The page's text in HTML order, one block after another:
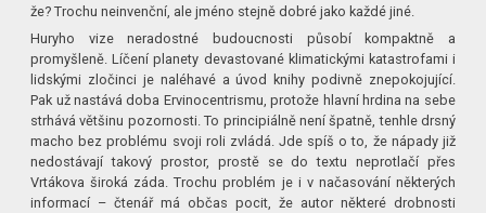
že? Trochu neinvenční, ale jméno stejně dobré jako každé jiné.
Huryho vize neradostné budoucnosti působí kompaktně a
promyšleně. Líčení planety devastované klimatickými katastrofami i
lidskými zločinci je naléhavé a úvod knihy podivně znepokojující.
Pak už nastává doba Ervinocentrismu, protože hlavní hrdina na sebe
strhává většinu pozornosti. To principiálně není špatně, tenhle drsný
macho bez problému svoji roli zvládá. Jde spíš o to, že nápady již
nedostávají takový prostor, prostě se do textu neprotlačí přes
Vrtákova široká záda. Trochu problém je i v načasování některých
informací – čtenář má občas pocit, že autor některé drobnosti